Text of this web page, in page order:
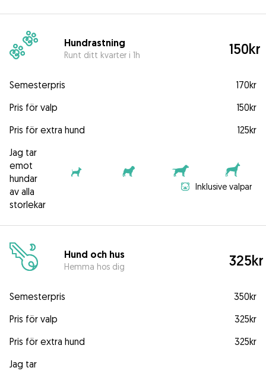
Hundrastning
Runt ditt kvarter i 1h 150kr
Semesterpris
170kr
Pris för valp
150kr
Pris för extra hund
125kr
Jag tar
emot
hundar
av alla
storlekar
Inklusive valpar
Hund och hus
Hemma hos dig 325kr
Semesterpris
350kr
Pris för valp
325kr
Pris för extra hund
325kr
Jag tar